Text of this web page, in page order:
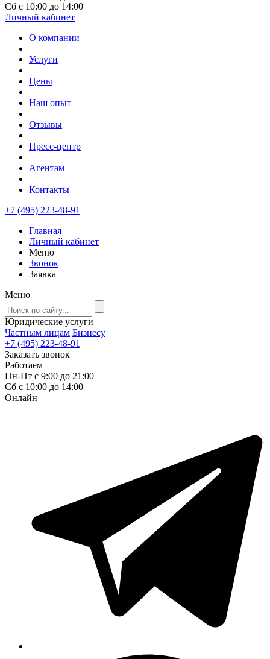
Сб с 10:00 до 14:00
Личный кабинет
О компании
Услуги
Цены
Наш опыт
Отзывы
Пресс-центр
Агентам
Контакты
+7 (495) 223-48-91
Главная
Личный кабинет
Меню
Звонок
Заявка
Меню
Юридические услуги
Частным лицам Бизнесу
+7 (495) 223-48-91
Заказать звонок
Работаем
Пн-Пт с 9:00 до 21:00
Сб с 10:00 до 14:00
Онлайн